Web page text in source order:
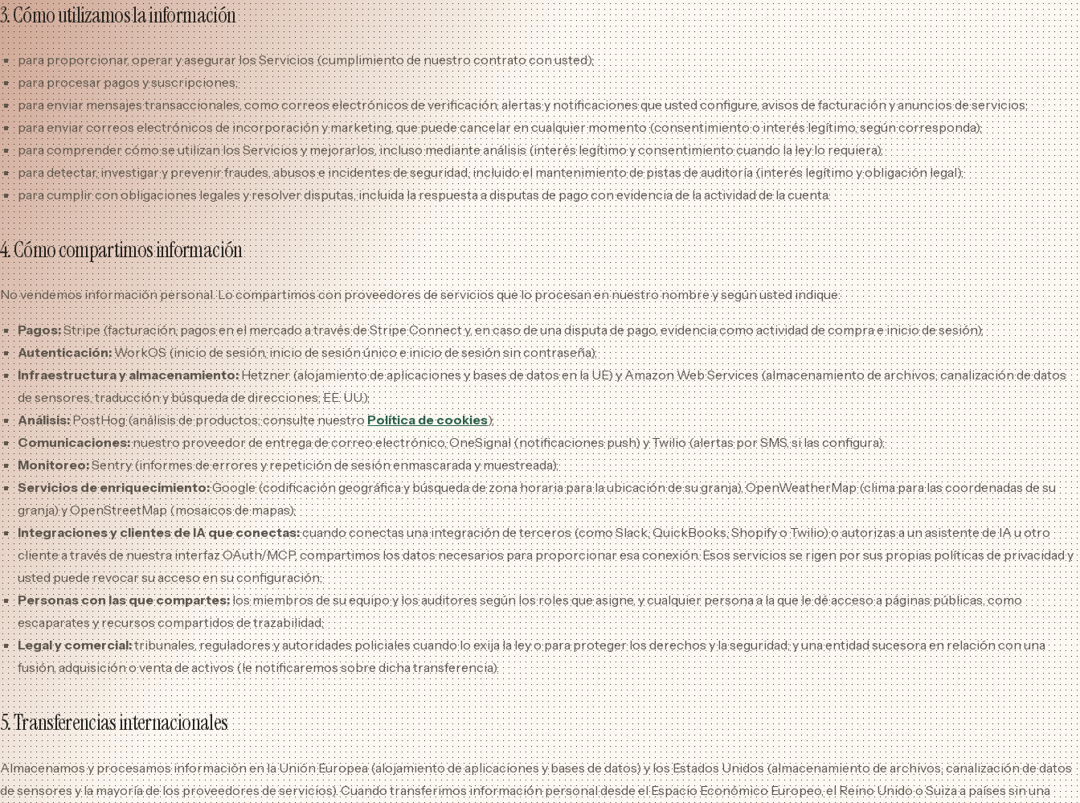
3. Cómo utilizamos la información
para proporcionar, operar y asegurar los Servicios (cumplimiento de nuestro contrato con usted);
para procesar pagos y suscripciones;
para enviar mensajes transaccionales, como correos electrónicos de verificación, alertas y notificaciones que usted configure, avisos de facturación y anuncios de servicios;
para enviar correos electrónicos de incorporación y marketing, que puede cancelar en cualquier momento (consentimiento o interés legítimo, según corresponda);
para comprender cómo se utilizan los Servicios y mejorarlos, incluso mediante análisis (interés legítimo y consentimiento cuando la ley lo requiera);
para detectar, investigar y prevenir fraudes, abusos e incidentes de seguridad, incluido el mantenimiento de pistas de auditoría (interés legítimo y obligación legal);
para cumplir con obligaciones legales y resolver disputas, incluida la respuesta a disputas de pago con evidencia de la actividad de la cuenta.
4. Cómo compartimos información
No vendemos información personal. Lo compartimos con proveedores de servicios que lo procesan en nuestro nombre y según usted indique:
Pagos:Stripe (facturación, pagos en el mercado a través de Stripe Connect y, en caso de una disputa de pago, evidencia como actividad de compra e inicio de sesión);
Autenticación: WorkOS (inicio de sesión, inicio de sesión único e inicio de sesión sin contraseña);
Infraestructura y almacenamiento:Hetzner (alojamiento de aplicaciones y bases de datos en la UE) y Amazon Web Services (almacenamiento de archivos, canalización de datos
de sensores, traducción y búsqueda de direcciones; EE. UU.);
Análisis:PostHog (análisis de productos; consulte nuestro Política de cookies);
Comunicaciones:nuestro proveedor de entrega de correo electrónico, OneSignal (notificaciones push) y Twilio (alertas por SMS, si las configura);
Monitoreo:Sentry (informes de errores y repetición de sesión enmascarada y muestreada);
Servicios de enriquecimiento:Google (codificación geográfica y búsqueda de zona horaria para la ubicación de su granja), OpenWeatherMap (clima para las coordenadas de su
granja) y OpenStreetMap (mosaicos de mapas);
Integraciones y clientes de IA que conectas:cuando conectas una integración de terceros (como Slack, QuickBooks, Shopify o Twilio) o autorizas a un asistente de IA u otro
cliente a través de nuestra interfaz OAuth/MCP, compartimos los datos necesarios para proporcionar esa conexión. Esos servicios se rigen por sus propias políticas de privacidad y
usted puede revocar su acceso en su configuración;
Personas con las que compartes: los miembros de su equipo y los auditores según los roles que asigne, y cualquier persona a la que le dé acceso a páginas públicas, como
escaparates y recursos compartidos de trazabilidad;
Legal y comercial:tribunales, reguladores y autoridades policiales cuando lo exija la ley o para proteger los derechos y la seguridad; y una entidad sucesora en relación con una
fusión, adquisición o venta de activos (le notificaremos sobre dicha transferencia).
5. Transferencias internacionales
Almacenamos y procesamos información en la Unión Europea (alojamiento de aplicaciones y bases de datos) y los Estados Unidos (almacenamiento de archivos, canalización de datos
de sensores y la mayoría de los proveedores de servicios). Cuando transferimos información personal desde el Espacio Económico Europeo, el Reino Unido o Suiza a países sin una